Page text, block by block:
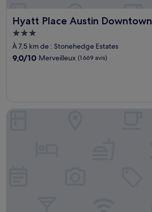
Hyatt Place Austin Downtown
Hyatt Place Austin Downtown
Hébergement
3.0 étoiles
À 7,5 km de : Stonehedge Estates
9.0
9,0/10 Merveilleux (1 669 avis)
Drury Inn & Suites Austin North